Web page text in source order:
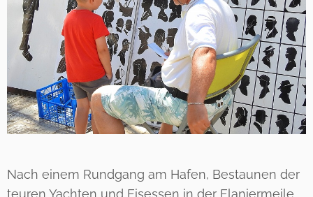
Nach einem Rundgang am Hafen, Bestaunen der
teuren Yachten und Eisessen in der Flaniermeile,